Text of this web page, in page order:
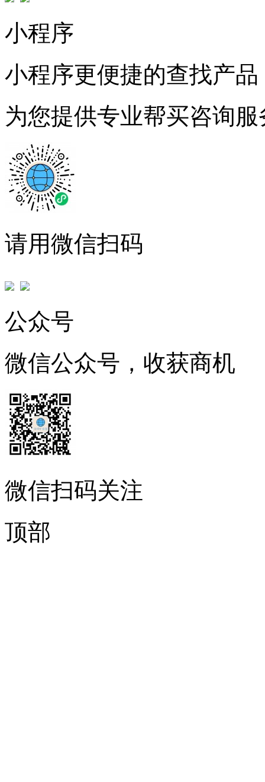
小程序
小程序更便捷的查找产品
为您提供专业帮买咨询服
请用微信扫码
公众号
微信公众号，收获商机
微信扫码关注
顶部